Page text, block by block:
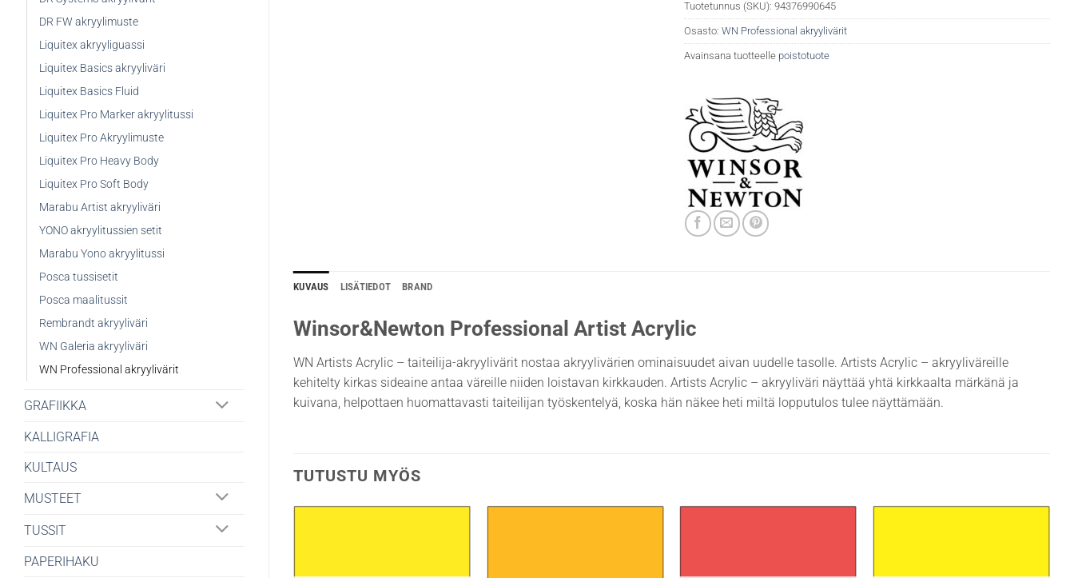
DR FW akryylimuste
Liquitex akryyliguassi
Liquitex Basics akryyliväri
Liquitex Basics Fluid
Liquitex Pro Marker akryylitussi
Liquitex Pro Akryylimuste
Liquitex Pro Heavy Body
Liquitex Pro Soft Body
Marabu Artist akryyliväri
YONO akryylitussien setit
Marabu Yono akryylitussi
Posca tussisetit
Posca maalitussit
Rembrandt akryyliväri
WN Galeria akryyliväri
WN Professional akryylivärit
GRAFIIKKA
KALLIGRAFIA
KULTAUS
MUSTEET
TUSSIT
PAPERIHAKU
Tuotetunnus (SKU): 94376990645
Osasto: WN Professional akryylivärit
Avainsana tuotteelle poistotuote
KUVAUS LISÄTIEDOT BRAND
Winsor&Newton Professional Artist Acrylic
WN Artists Acrylic – taiteilija-akryylivärit nostaa akryylivärien ominaisuudet aivan uudelle tasolle. Artists Acrylic – akryyliväreille
kehitelty kirkas sideaine antaa väreille niiden loistavan kirkkauden. Artists Acrylic – akryyliväri näyttää yhtä kirkkaalta märkänä ja
kuivana, helpottaen huomattavasti taiteilijan työskentelyä, koska hän näkee heti miltä lopputulos tulee näyttämään.
TUTUSTU MYÖS